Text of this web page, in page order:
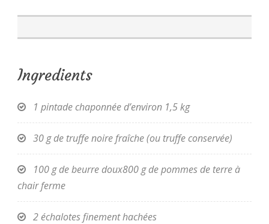
Ingredients
1 pintade chaponnée d’environ 1,5 kg
30 g de truffe noire fraîche (ou truffe conservée)
100 g de beurre doux800 g de pommes de terre à
chair ferme
2 échalotes finement hachées